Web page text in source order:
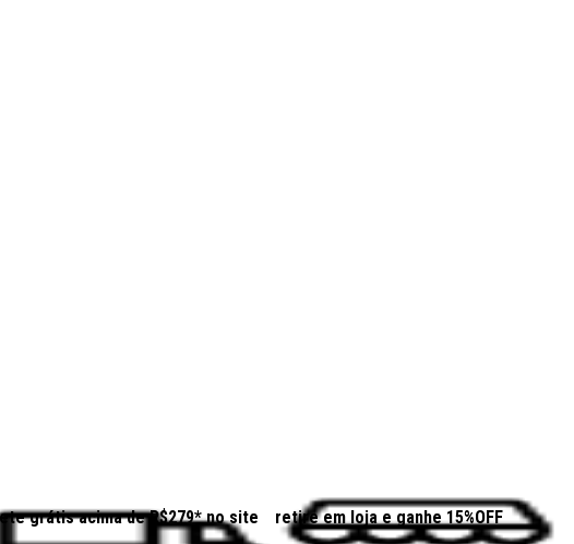
grátis acima de R$279* no site retire em loja e ganhe 15%OFF